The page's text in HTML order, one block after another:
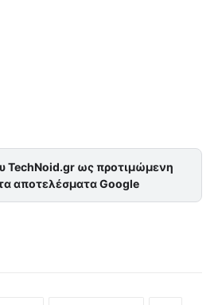
TechNoid.gr ως προτιμώμενη
αποτελέσματα Google